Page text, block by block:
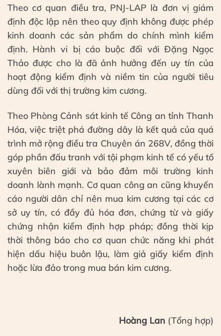
Theo cơ quan điều tra, PNJ-LAP là đơn vị giám
định độc lập nên theo quy định không được phép
kinh doanh các sản phẩm do chính mình kiểm
định. Hành vi bị cáo buộc đối với Đặng Ngọc
Thảo được cho là đã ảnh hưởng đến uy tín của
hoạt động kiểm định và niềm tin của người tiêu
dùng đối với thị trường kim cương.
Theo Phòng Cảnh sát kinh tế Công an tỉnh Thanh
Hóa, việc triệt phá đường dây là kết quả của quá
trình mở rộng điều tra Chuyên án 268V, đồng thời
góp phần đấu tranh với tội phạm kinh tế có yếu tố
xuyên biên giới và bảo đảm môi trường kinh
doanh lành mạnh. Cơ quan công an cũng khuyến
cáo người dân chỉ nên mua kim cương tại các cơ
sở uy tín, có đầy đủ hóa đơn, chứng từ và giấy
chứng nhận kiểm định hợp pháp; đồng thời kịp
thời thông báo cho cơ quan chức năng khi phát
hiện dấu hiệu buôn lậu, làm giả giấy kiểm định
hoặc lừa đảo trong mua bán kim cương.
Hoàng Lan (Tổng hợp)